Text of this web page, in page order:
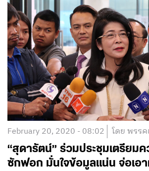
February 20, 2020 - 08:02 โดย พรรค
“สุดารัตน์” ร่วมประชุมเตรียม
ซักฟอก มั่นใจข้อมูลแน่น จ่อเอ